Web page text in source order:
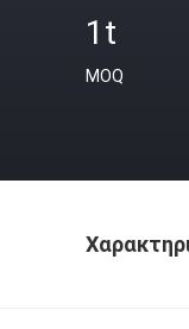
1t
MOQ